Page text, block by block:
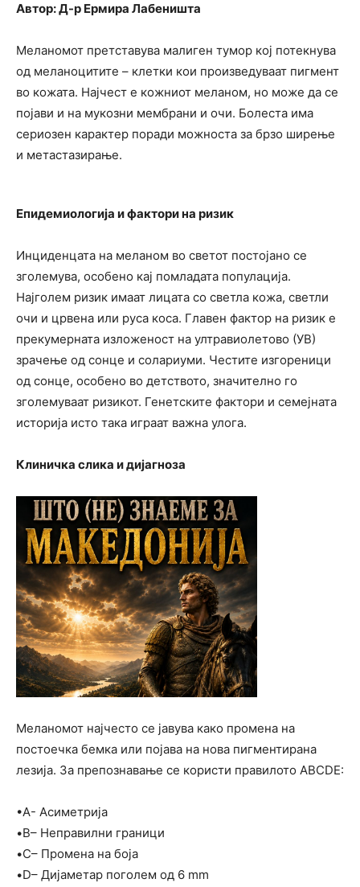
Автор: Д-р Ермира Лабеништа
Меланомот претставува малиген тумор кој потекнува
од меланоцитите – клетки кои произведуваат пигмент
во кожата. Најчест е кожниот меланом, но може да се
појави и на мукозни мембрани и очи. Болеста има
сериозен карактер поради можноста за брзо ширење
и метастазирање.
Епидемиологија и фактори на ризик
Инциденцата на меланом во светот постојано се
зголемува, особено кај помладата популација.
Најголем ризик имаат лицата со светла кожа, светли
очи и црвена или руса коса. Главен фактор на ризик е
прекумерната изложеност на ултравиолетово (УВ)
зрачење од сонце и солариуми. Честите изгореници
од сонце, особено во детството, значително го
зголемуваат ризикот. Генетските фактори и семејната
историја исто така играат важна улога.
Клиничка слика и дијагноза
Меланомот најчесто се јавува како промена на
постоечка бемка или појава на нова пигментирана
лезија. За препознавање се користи правилото ABCDE:
•A- Асиметрија
•B– Неправилни граници
•C– Промена на боја
•D– Дијаметар поголем од 6 mm